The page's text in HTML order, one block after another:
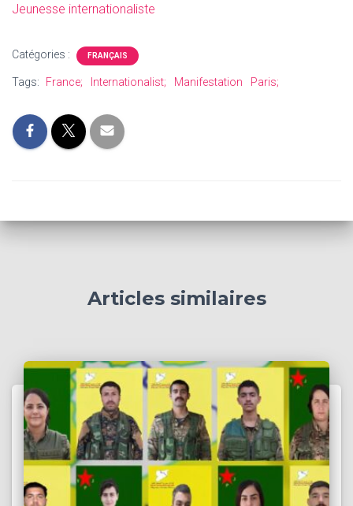
Jeunesse internationaliste
Catégories : FRANÇAIS
Tags: France; Internationalist; Manifestation Paris;
Articles similaires